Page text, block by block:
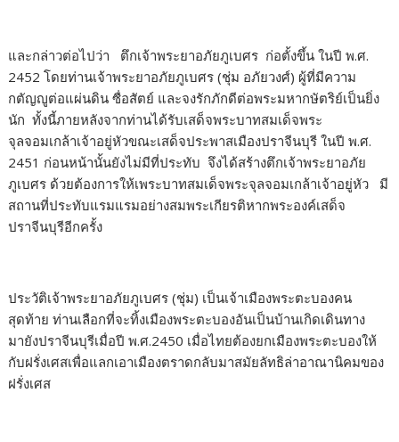
และกล่าวต่อไปว่า ตึกเจ้าพระยาอภัยภูเบศร ก่อตั้งขึ้น ในปี พ.ศ.
2452 โดยท่านเจ้าพระยาอภัยภูเบศร (ชุ่ม อภัยวงศ์) ผู้ที่มีความ
กตัญญูต่อแผ่นดิน ซื่อสัตย์ และจงรักภักดีต่อพระมหากษัตริย์เป็นยิ่ง
นัก ทั้งนี้ภายหลังจากท่านได้รับเสด็จพระบาทสมเด็จพระ
จุลจอมเกล้าเจ้าอยู่หัวขณะเสด็จประพาสเมืองปราจีนบุรี ในปี พ.ศ.
2451 ก่อนหน้านั้นยังไม่มีที่ประทับ จึงได้สร้างตึกเจ้าพระยาอภัย
ภูเบศร ด้วยต้องการให้เพระบาทสมเด็จพระจุลจอมเกล้าเจ้าอยู่หัว มี
สถานที่ประทับแรมแรมอย่างสมพระเกียรติหากพระองค์เสด็จ
ปราจีนบุรีอีกครั้ง
ประวัติเจ้าพระยาอภัยภูเบศร (ชุ่ม) เป็นเจ้าเมืองพระตะบองคน
สุดท้าย ท่านเลือกที่จะทิ้งเมืองพระตะบองอันเป็นบ้านเกิดเดินทาง
มายังปราจีนบุรีเมื่อปี พ.ศ.2450 เมื่อไทยต้องยกเมืองพระตะบองให้
กับฝรั่งเศสเพื่อแลกเอาเมืองตราดกลับมาสมัยลัทธิล่าอาณานิคมของ
ฝรั่งเศส